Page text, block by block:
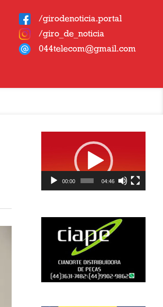
/girodenoticia.portal
/giro_de_noticia
044telecom@gmail.com
00:00 04:46